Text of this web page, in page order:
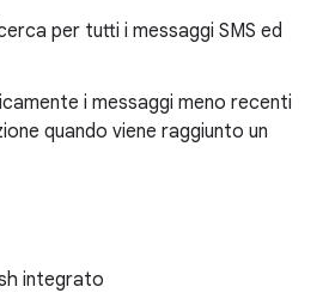
per tutti i messaggi SMS ed
i messaggi meno recenti
quando viene raggiunto un
integrato